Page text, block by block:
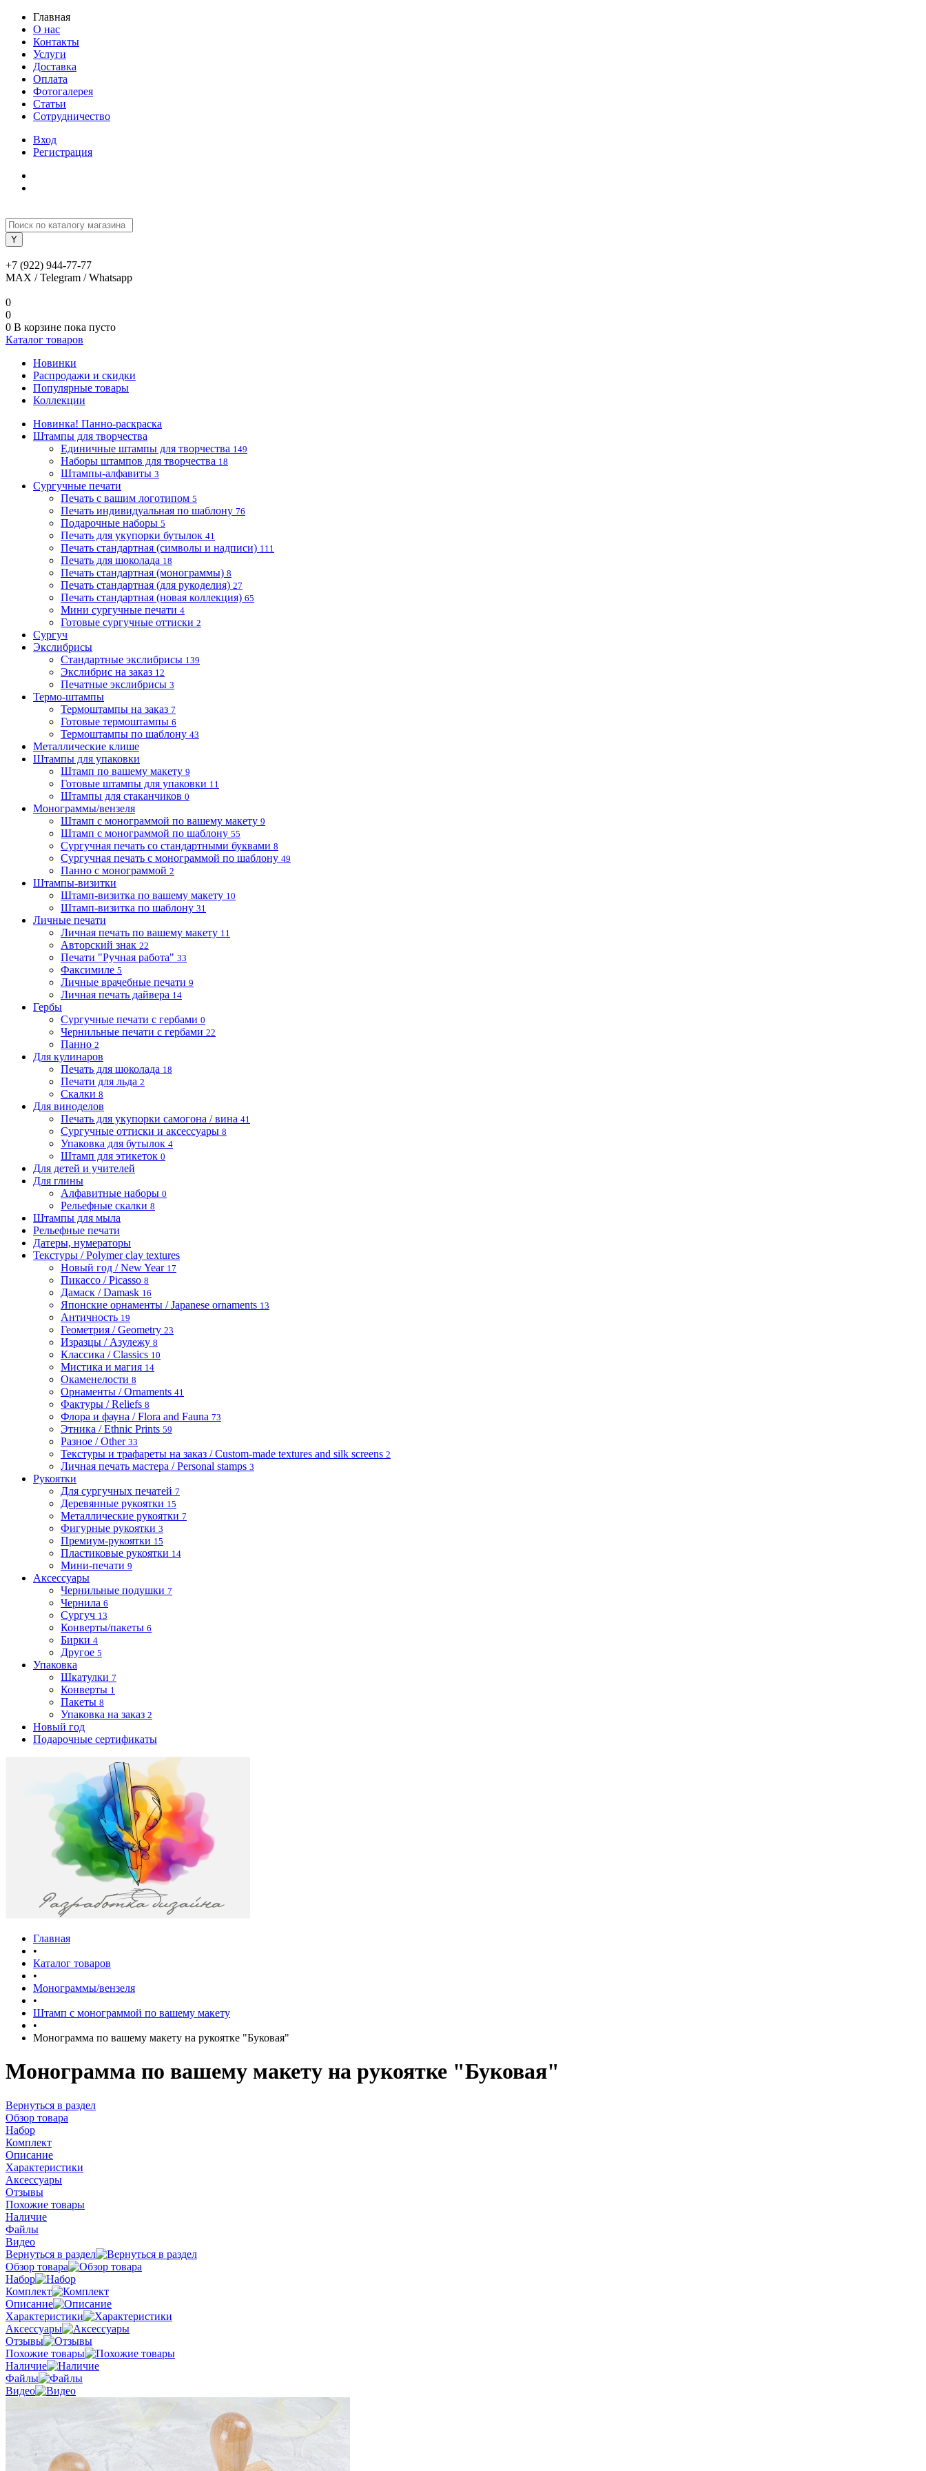
Главная
О нас
Контакты
Услуги
Доставка
Оплата
Фотогалерея
Статьи
Сотрудничество
Вход
Регистрация
+7 (922) 944-77-77
MAX / Telegram / Whatsapp
0
0
0 В корзине пока пусто
Каталог товаров
Новинки
Распродажи и скидки
Популярные товары
Коллекции
Новинка! Панно-раскраска
Штампы для творчества
Единичные штампы для творчества 149
Наборы штампов для творчества 18
Штампы-алфавиты 3
Сургучные печати
Печать с вашим логотипом 5
Печать индивидуальная по шаблону 76
Подарочные наборы 5
Печать для укупорки бутылок 41
Печать стандартная (символы и надписи) 111
Печать для шоколада 18
Печать стандартная (монограммы) 8
Печать стандартная (для рукоделия) 27
Печать стандартная (новая коллекция) 65
Мини сургучные печати 4
Готовые сургучные оттиски 2
Сургуч
Экслибрисы
Стандартные экслибрисы 139
Экслибрис на заказ 12
Печатные экслибрисы 3
Термо-штампы
Термоштампы на заказ 7
Готовые термоштампы 6
Термоштампы по шаблону 43
Металлические клише
Штампы для упаковки
Штамп по вашему макету 9
Готовые штампы для упаковки 11
Штампы для стаканчиков 0
Монограммы/вензеля
Штамп с монограммой по вашему макету 9
Штамп с монограммой по шаблону 55
Сургучная печать со стандартными буквами 8
Сургучная печать с монограммой по шаблону 49
Панно с монограммой 2
Штампы-визитки
Штамп-визитка по вашему макету 10
Штамп-визитка по шаблону 31
Личные печати
Личная печать по вашему макету 11
Авторский знак 22
Печати "Ручная работа" 33
Факсимиле 5
Личные врачебные печати 9
Личная печать дайвера 14
Гербы
Сургучные печати с гербами 0
Чернильные печати с гербами 22
Панно 2
Для кулинаров
Печать для шоколада 18
Печати для льда 2
Скалки 8
Для виноделов
Печать для укупорки самогона / вина 41
Сургучные оттиски и аксессуары 8
Упаковка для бутылок 4
Штамп для этикеток 0
Для детей и учителей
Для глины
Алфавитные наборы 0
Рельефные скалки 8
Штампы для мыла
Рельефные печати
Датеры, нумераторы
Текстуры / Polymer clay textures
Новый год / New Year 17
Пикассо / Picasso 8
Дамаск / Damask 16
Японские орнаменты / Japanese ornaments 13
Античность 19
Геометрия / Geometry 23
Изразцы / Азулежу 8
Классика / Classics 10
Мистика и магия 14
Окаменелости 8
Орнаменты / Ornaments 41
Фактуры / Reliefs 8
Флора и фауна / Flora and Fauna 73
Этника / Ethnic Prints 59
Разное / Other 33
Текстуры и трафареты на заказ / Custom-made textures and silk screens 2
Личная печать мастера / Personal stamps 3
Рукоятки
Для сургучных печатей 7
Деревянные рукоятки 15
Металлические рукоятки 7
Фигурные рукоятки 3
Премиум-рукоятки 15
Пластиковые рукоятки 14
Мини-печати 9
Аксессуары
Чернильные подушки 7
Чернила 6
Сургуч 13
Конверты/пакеты 6
Бирки 4
Другое 5
Упаковка
Шкатулки 7
Конверты 1
Пакеты 8
Упаковка на заказ 2
Новый год
Подарочные сертификаты
Главная
•
Каталог товаров
•
Монограммы/вензеля
•
Штамп с монограммой по вашему макету
•
Монограмма по вашему макету на рукоятке "Буковая"
Монограмма по вашему макету на рукоятке "Буковая"
Вернуться в раздел
Обзор товара
Набор
Комплект
Описание
Характеристики
Аксессуары
Отзывы
Похожие товары
Наличие
Файлы
Видео
Вернуться в раздел
Обзор товара
Набор
Комплект
Описание
Характеристики
Аксессуары
Отзывы
Похожие товары
Наличие
Файлы
Видео